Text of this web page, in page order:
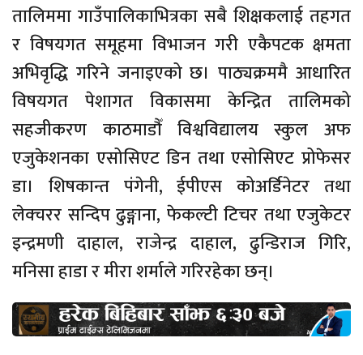
तालिममा गाउँपालिकाभित्रका सबै शिक्षकलाई तहगत
र विषयगत समूहमा विभाजन गरी एकैपटक क्षमता
अभिवृद्धि गरिने जनाइएको छ। पाठ्यक्रममै आधारित
विषयगत पेशागत विकासमा केन्द्रित तालिमको
सहजीकरण काठमाडौँ विश्वविद्यालय स्कुल अफ
एजुकेशनका एसोसिएट डिन तथा एसोसिएट प्रोफेसर
डा। शिषकान्त पंगेनी, ईपीएस कोअर्डिनेटर तथा
लेक्चरर सन्दिप ढुङ्गाना, फेकल्टी टिचर तथा एजुकेटर
इन्द्रमणी दाहाल, राजेन्द्र दाहाल, ढुन्डिराज गिरि,
मनिसा हाडा र मीरा शर्माले गरिरहेका छन्।